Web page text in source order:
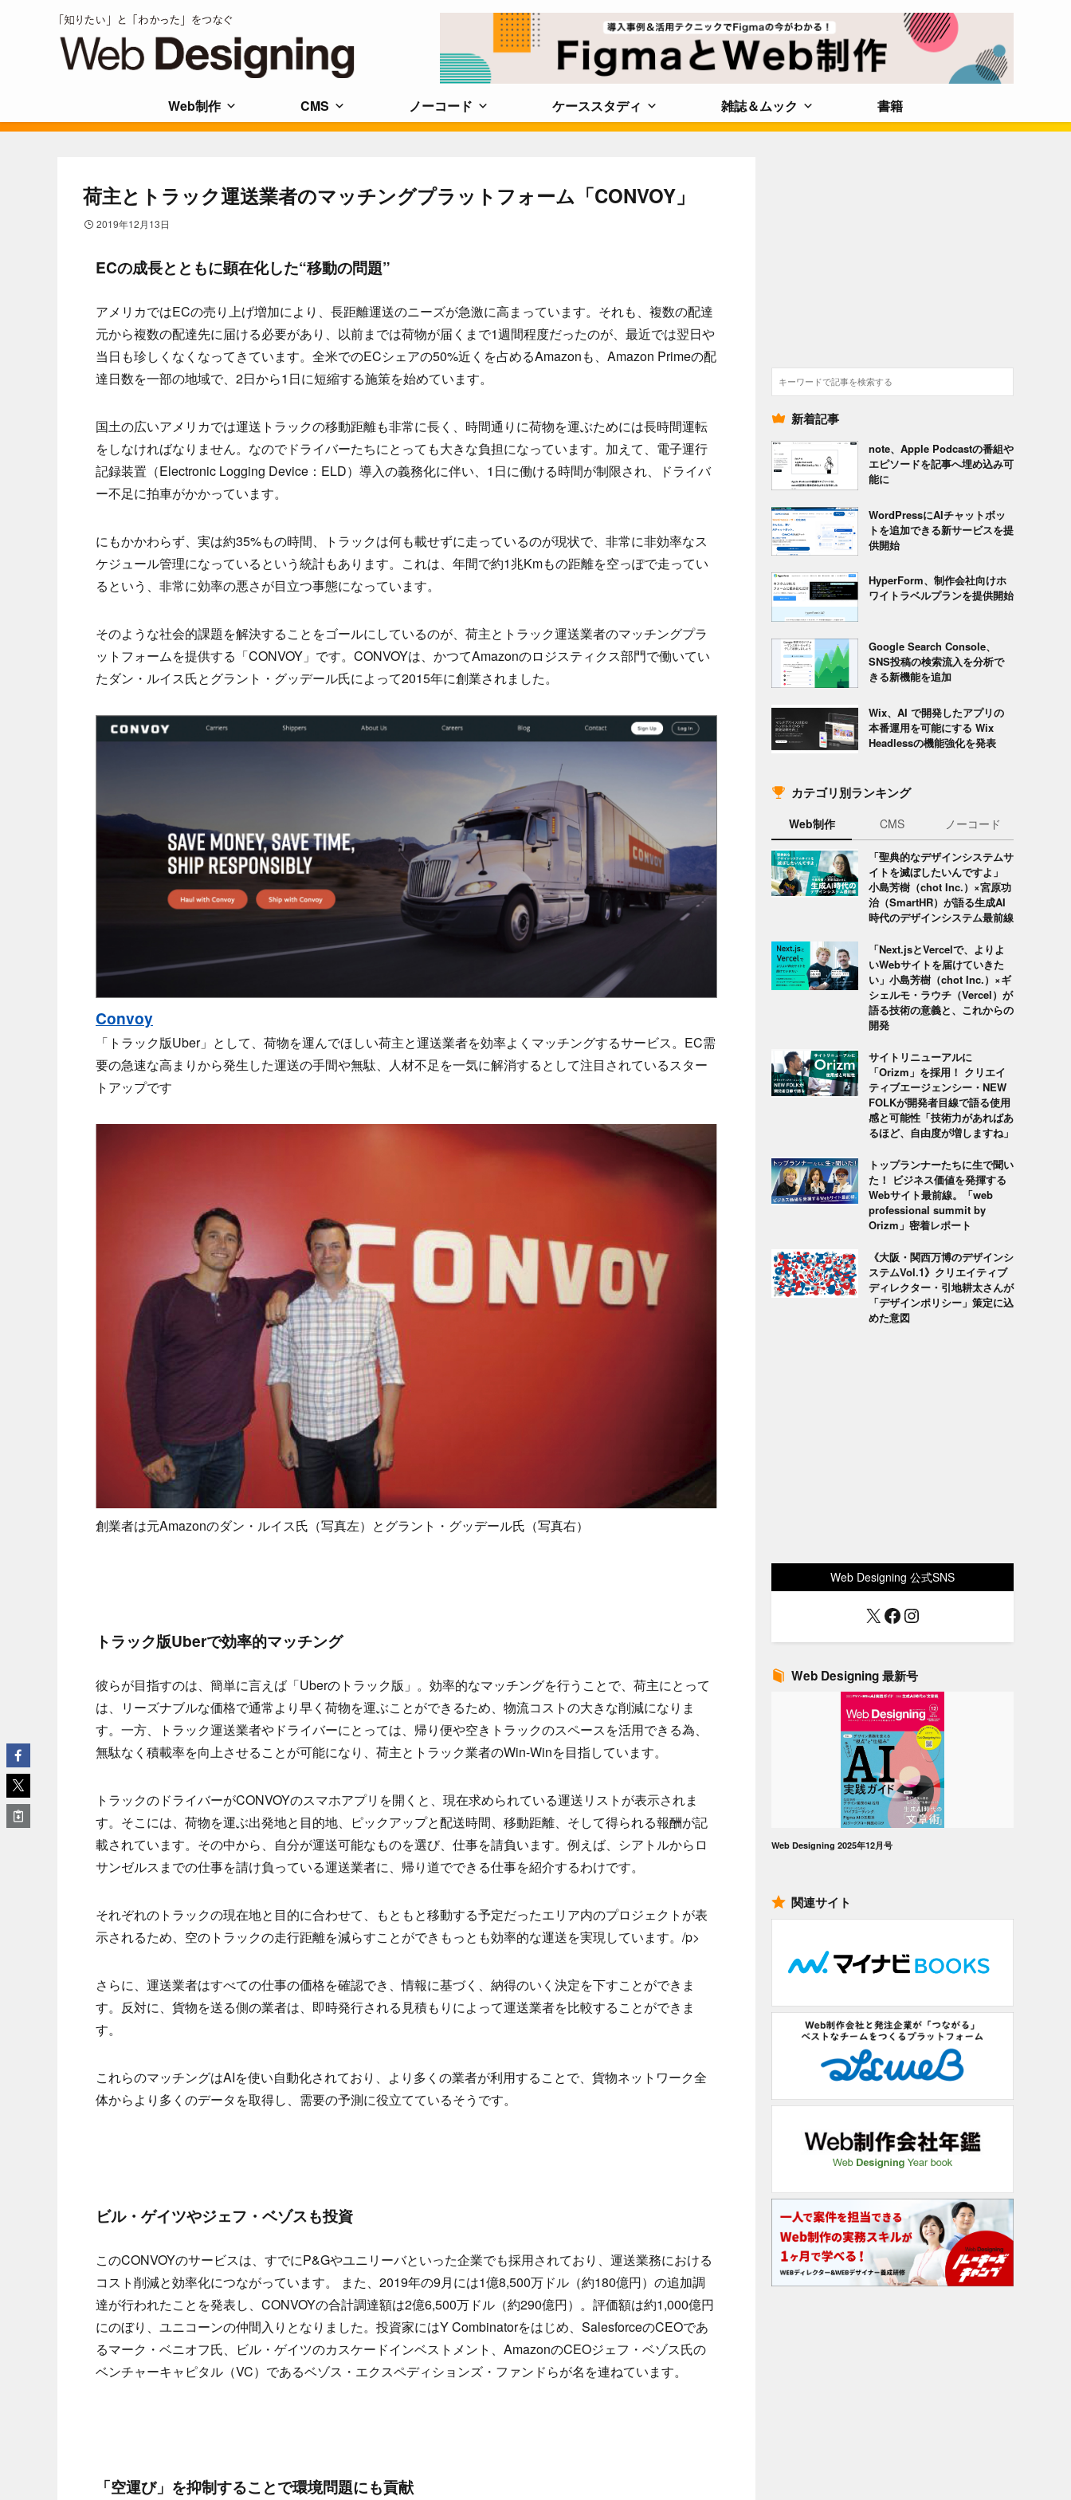
Web制作 CMS ノーコード ケーススタディ 雑誌＆ムック 書籍
荷主とトラック運送業者のマッチングプラットフォーム「CONVOY」
2019年12月13日
ECの成長とともに顕在化した“移動の問題”
アメリカではECの売り上げ増加により、長距離運送のニーズが急激に高まっています。それも、複数の配達
元から複数の配達先に届ける必要があり、以前までは荷物が届くまで1週間程度だったのが、最近では翌日や
当日も珍しくなくなってきています。全米でのECシェアの50%近くを占めるAmazonも、Amazon Primeの配
達日数を一部の地域で、2日から1日に短縮する施策を始めています。
国土の広いアメリカでは運送トラックの移動距離も非常に長く、時間通りに荷物を運ぶためには長時間運転
をしなければなりません。なのでドライバーたちにとっても大きな負担になっています。加えて、電子運行
記録装置（Electronic Logging Device：ELD）導入の義務化に伴い、1日に働ける時間が制限され、ドライバ
ー不足に拍車がかかっています。
にもかかわらず、実は約35%もの時間、トラックは何も載せずに走っているのが現状で、非常に非効率なス
ケジュール管理になっているという統計もあります。これは、年間で約1兆Kmもの距離を空っぽで走ってい
るという、非常に効率の悪さが目立つ事態になっています。
そのような社会的課題を解決することをゴールにしているのが、荷主とトラック運送業者のマッチングプラ
ットフォームを提供する「CONVOY」です。CONVOYは、かつてAmazonのロジスティクス部門で働いてい
たダン・ルイス氏とグラント・グッデール氏によって2015年に創業されました。
Convoy
「トラック版Uber」として、荷物を運んでほしい荷主と運送業者を効率よくマッチングするサービス。EC需
要の急速な高まりから発生した運送の手間や無駄、人材不足を一気に解消するとして注目されているスター
トアップです
創業者は元Amazonのダン・ルイス氏（写真左）とグラント・グッデール氏（写真右）
トラック版Uberで効率的マッチング
彼らが目指すのは、簡単に言えば「Uberのトラック版」。効率的なマッチングを行うことで、荷主にとって
は、リーズナブルな価格で通常より早く荷物を運ぶことができるため、物流コストの大きな削減になりま
す。一方、トラック運送業者やドライバーにとっては、帰り便や空きトラックのスペースを活用できる為、
無駄なく積載率を向上させることが可能になり、荷主とトラック業者のWin-Winを目指しています。
トラックのドライバーがCONVOYのスマホアプリを開くと、現在求められている運送リストが表示されま
す。そこには、荷物を運ぶ出発地と目的地、ピックアップと配送時間、移動距離、そして得られる報酬が記
載されています。その中から、自分が運送可能なものを選び、仕事を請負います。例えば、シアトルからロ
サンゼルスまでの仕事を請け負っている運送業者に、帰り道でできる仕事を紹介するわけです。
それぞれのトラックの現在地と目的に合わせて、もともと移動する予定だったエリア内のプロジェクトが表
示されるため、空のトラックの走行距離を減らすことができもっとも効率的な運送を実現しています。/p>
さらに、運送業者はすべての仕事の価格を確認でき、情報に基づく、納得のいく決定を下すことができま
す。反対に、貨物を送る側の業者は、即時発行される見積もりによって運送業者を比較することができま
す。
これらのマッチングはAIを使い自動化されており、より多くの業者が利用することで、貨物ネットワーク全
体からより多くのデータを取得し、需要の予測に役立てているそうです。
ビル・ゲイツやジェフ・ベゾスも投資
このCONVOYのサービスは、すでにP&Gやユニリーバといった企業でも採用されており、運送業務における
コスト削減と効率化につながっています。 また、2019年の9月には1億8,500万ドル（約180億円）の追加調
達が行われたことを発表し、CONVOYの合計調達額は2億6,500万ドル（約290億円）。評価額は約1,000億円
にのぼり、ユニコーンの仲間入りとなりました。投資家にはY Combinatorをはじめ、SalesforceのCEOであ
るマーク・ベニオフ氏、ビル・ゲイツのカスケードインベストメント、AmazonのCEOジェフ・ベゾス氏の
ベンチャーキャピタル（VC）であるベゾス・エクスペディションズ・ファンドらが名を連ねています。
「空運び」を抑制することで環境問題にも貢献
検
索
新着記事
note、Apple Podcastの番組や
エピソードを記事へ埋め込み可
能に
WordPressにAIチャットボッ
トを追加できる新サービスを提
供開始
HyperForm、制作会社向けホ
ワイトラベルプランを提供開始
Google Search Console、
SNS投稿の検索流入を分析で
きる新機能を追加
Wix、AI で開発したアプリの
本番運用を可能にする Wix
Headlessの機能強化を発表
カテゴリ別ランキング
Web制作 CMS ノーコード
「聖典的なデザインシステムサ
イトを滅ぼしたいんですよ」
小島芳樹（chot Inc.）×宮原功
治（SmartHR）が語る生成AI
時代のデザインシステム最前線
「Next.jsとVercelで、よりよ
いWebサイトを届けていきた
い」小島芳樹（chot Inc.）×ギ
シェルモ・ラウチ（Vercel）が
語る技術の意義と、これからの
開発
サイトリニューアルに
「Orizm」を採用！ クリエイ
ティブエージェンシー・NEW
FOLKが開発者目線で語る使用
感と可能性「技術力があればあ
るほど、自由度が増しますね」
トップランナーたちに生で聞い
た！ ビジネス価値を発揮する
Webサイト最前線。「web
professional summit by
Orizm」密着レポート
《大阪・関西万博のデザインシ
ステムVol.1》クリエイティブ
ディレクター・引地耕太さんが
「デザインポリシー」策定に込
めた意図
Web Designing 公式SNS
X Facebook
Instagram
Web Designing 最新号
Web Designing 2025年12月号
関連サイト